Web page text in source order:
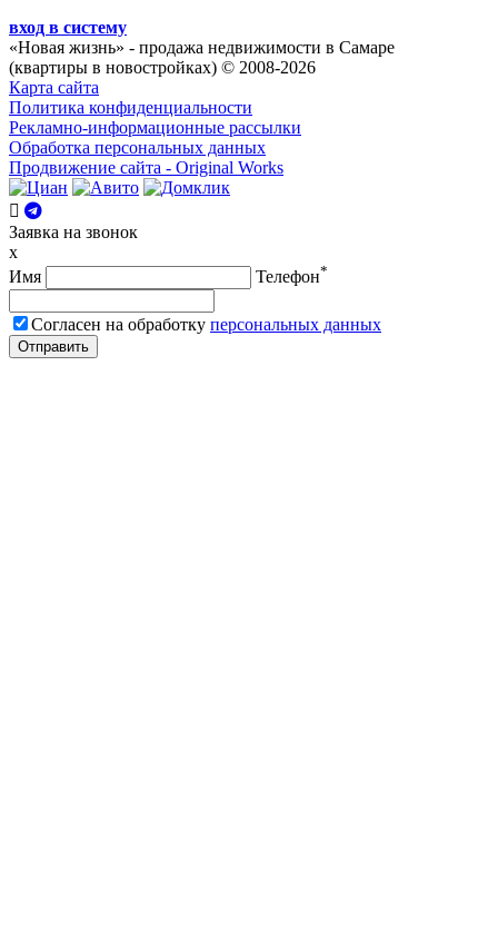
вход в систему
«Новая жизнь» - продажа недвижимости в Самаре
(квартиры в новостройках) © 2008-2026
Карта сайта
Политика конфиденциальности
Рекламно-информационные рассылки
Обработка персональных данных
Продвижение сайта - Original Works
Заявка на звонок
x
Имя
Телефон*
Согласен на обработку персональных данных